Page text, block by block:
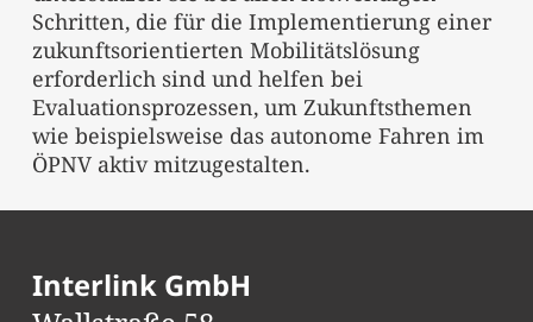
Schritten, die für die Implementierung einer
zukunftsorientierten Mobilitätslösung
erforderlich sind und helfen bei
Evaluationsprozessen, um Zukunftsthemen
wie beispielsweise das autonome Fahren im
ÖPNV aktiv mitzugestalten.
Interlink GmbH